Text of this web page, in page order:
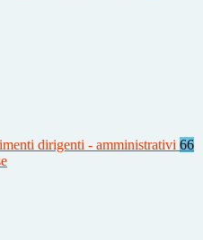
dirigenti - amministrativi 66